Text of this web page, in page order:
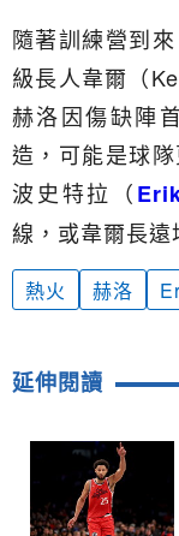
隨著訓練營到
級長人韋爾（
赫洛因傷缺陣
造，可能是球
波史特拉（
線，或韋爾長遠
熱火 赫洛
延伸閱讀